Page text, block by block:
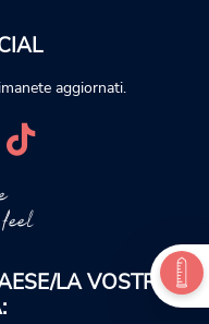
aggiornati.
LA VOSTRA